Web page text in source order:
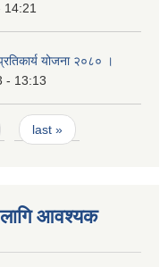
14:21
योजना २०८० ।
- 13:13
last »
लागि आवश्यक